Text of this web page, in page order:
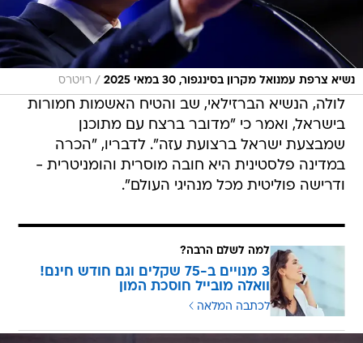
נשיא צרפת עמנואל מקרון בסינגפור, 30 במאי 2025 / רויטרס
לולה, הנשיא הברזילאי, שב והטיח האשמות חמורות
בישראל, ואמר כי "מדובר ברצח עם מתוכנן
שמבצעת ישראל ברצועת עזה". לדבריו, "הכרה
במדינה פלסטינית היא חובה מוסרית והומניטרית -
ודרישה פוליטית מכל מנהיגי העולם".
למה לשלם הרבה?
3 מנויים ב-75 שקלים וגם חודש חינם!
וואלה מובייל חוסכת המון
לכתבה המלאה